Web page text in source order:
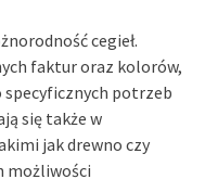
cegieł.
faktur oraz kolorów,
specyficznych potrzeb
się także w
jak drewno czy
możliwości